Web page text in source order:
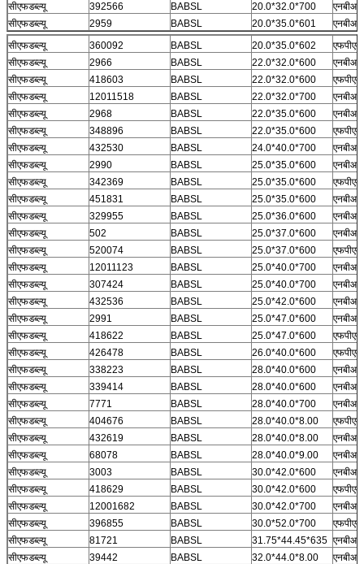
सीएफडब्ल्यू
392566 BABSL 20.0*32.0*700
एनबीआर
सीएफडब्ल्यू
2959 BABSL 20.0*35.0*601
एनबीआर
सीएफडब्ल्यू
360092 BABSL 20.0*35.0*602
एफपीएम
सीएफडब्ल्यू
2966 BABSL 22.0*32.0*600
एनबीआर
सीएफडब्ल्यू
418603 BABSL 22.0*32.0*600
एफपीएम
सीएफडब्ल्यू
12011518 BABSL 22.0*32.0*700
एनबीआर
सीएफडब्ल्यू
2968 BABSL 22.0*35.0*600
एनबीआर
सीएफडब्ल्यू
348896 BABSL 22.0*35.0*600
एफपीएम
सीएफडब्ल्यू
432530 BABSL 24.0*40.0*700
एनबीआर
सीएफडब्ल्यू
2990 BABSL 25.0*35.0*600
एनबीआर
सीएफडब्ल्यू
342369 BABSL 25.0*35.0*600
एफपीएम
सीएफडब्ल्यू
451831 BABSL 25.0*35.0*600
एनबीआर
सीएफडब्ल्यू
329955 BABSL 25.0*36.0*600
एनबीआर
सीएफडब्ल्यू
502 BABSL 25.0*37.0*600
एनबीआर
सीएफडब्ल्यू
520074 BABSL 25.0*37.0*600
एफपीएम
सीएफडब्ल्यू
12011123 BABSL 25.0*40.0*700
एनबीआर
सीएफडब्ल्यू
307424 BABSL 25.0*40.0*700
एनबीआर
सीएफडब्ल्यू
432536 BABSL 25.0*42.0*600
एनबीआर
सीएफडब्ल्यू
2991 BABSL 25.0*47.0*600
एनबीआर
सीएफडब्ल्यू
418622 BABSL 25.0*47.0*600
एफपीएम
सीएफडब्ल्यू
426478 BABSL 26.0*40.0*600
एफपीएम
सीएफडब्ल्यू
338223 BABSL 28.0*40.0*600
एनबीआर
सीएफडब्ल्यू
339414 BABSL 28.0*40.0*600
एनबीआर
सीएफडब्ल्यू
7771 BABSL 28.0*40.0*700
एनबीआर
सीएफडब्ल्यू
404676 BABSL 28.0*40.0*8.00
एफपीएम
सीएफडब्ल्यू
432619 BABSL 28.0*40.0*8.00
एनबीआर
सीएफडब्ल्यू
68078 BABSL 28.0*40.0*9.00
एनबीआर
सीएफडब्ल्यू
3003 BABSL 30.0*42.0*600
एनबीआर
सीएफडब्ल्यू
418629 BABSL 30.0*42.0*600
एफपीएम
सीएफडब्ल्यू
12001682 BABSL 30.0*42.0*700
एनबीआर
सीएफडब्ल्यू
396855 BABSL 30.0*52.0*700
एफपीएम
सीएफडब्ल्यू
81721 BABSL 31.75*44.45*635 एनबीआर
सीएफडब्ल्यू
39442 BABSL 32.0*44.0*8.00
एनबीआर